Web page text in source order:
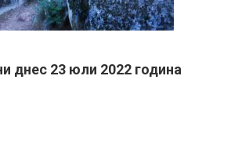
днес 23 юли 2022 година